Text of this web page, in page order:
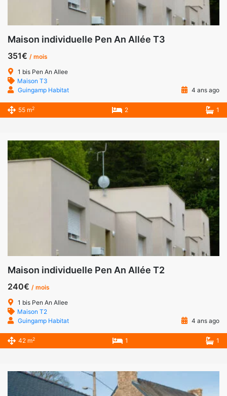
Maison individuelle Pen An Allée T3
351€ / mois
1 bis Pen An Allee
Maison T3
Guingamp Habitat
4 ans ago
55 m2 2 1
Maison individuelle Pen An Allée T2
240€ / mois
1 bis Pen An Allee
Maison T2
Guingamp Habitat
4 ans ago
42 m2 1 1